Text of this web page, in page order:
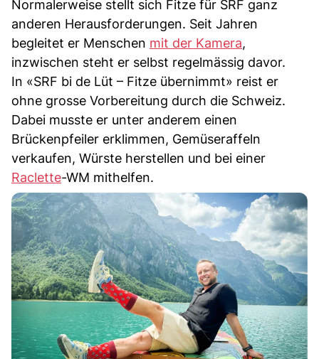
Normalerweise stellt sich Fitze für SRF ganz
anderen Herausforderungen. Seit Jahren
begleitet er Menschen mit der Kamera,
inzwischen steht er selbst regelmässig davor.
In «SRF bi de Lüt – Fitze übernimmt» reist er
ohne grosse Vorbereitung durch die Schweiz.
Dabei musste er unter anderem einen
Brückenpfeiler erklimmen, Gemüseraffeln
verkaufen, Würste herstellen und bei einer
Raclette-WM mithelfen.